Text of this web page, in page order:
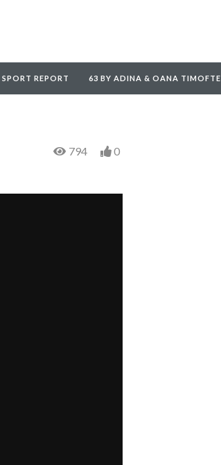
SPORT REPORT 63 BY ADINA & OANA TIMOFTE
794 0